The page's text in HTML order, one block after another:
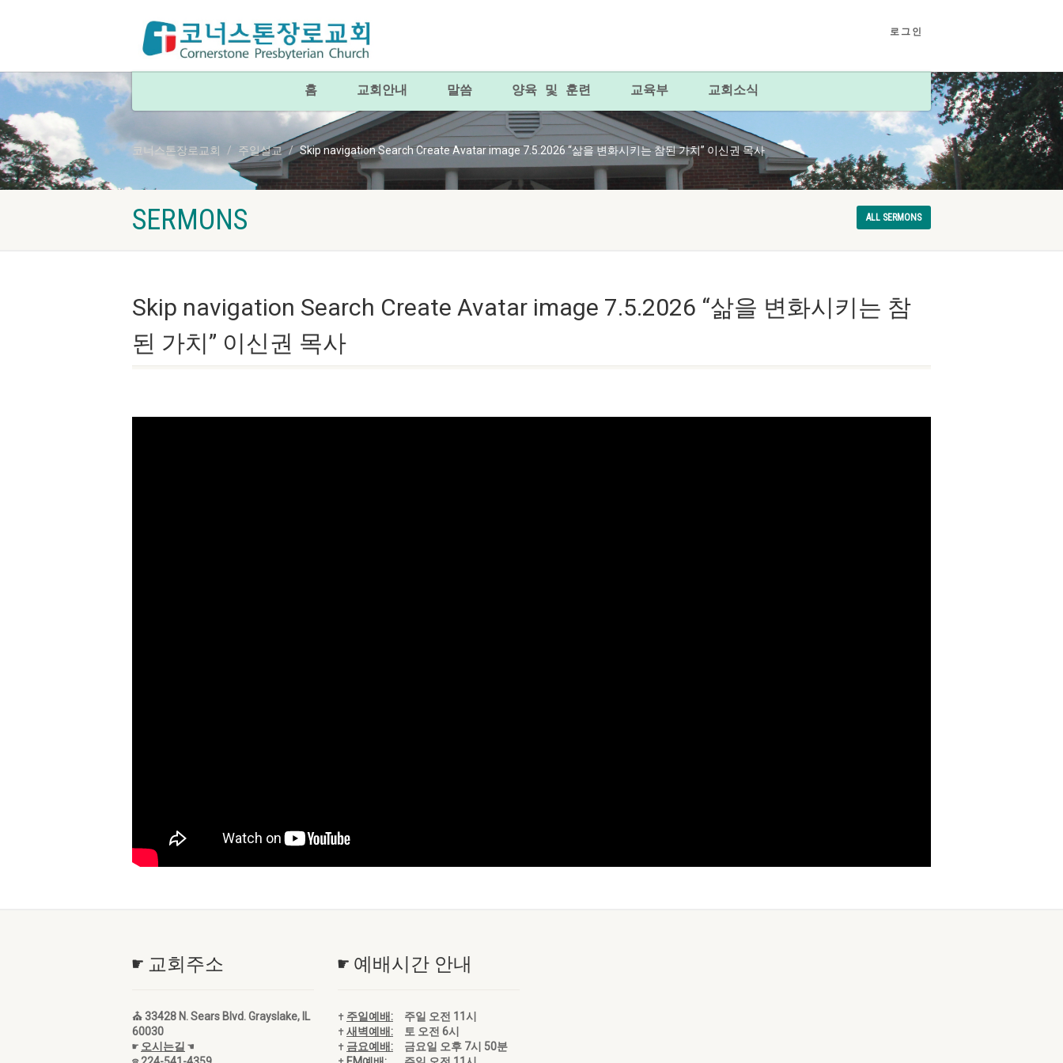
로그인
홈 교회안내 말씀 양육 및 훈련 교육부 교회소식
코너스톤장로교회 주일설교 Skip navigation Search Create Avatar image 7.5.2026 “삶을 변화시키는 참된 가치” 이신권 목사
SERMONS ALL SERMONS
Skip navigation Search Create Avatar image 7.5.2026 “삶을 변화시키는 참
된 가치” 이신권 목사
☛ 교회주소
⛪ 33428 N. Sears Blvd. Grayslake, IL
60030
☛ 오시는길 ☚
☛ 예배시간 안내
✝ 주일예배:
주일 오전 11시
✝새벽예배:
토 오전 6시
✝ 금요예배:
금요일 오후 7시 50분